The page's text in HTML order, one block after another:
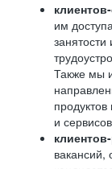
им
Также мы
и
вакансий,